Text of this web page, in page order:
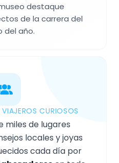
destaque
de la carrera del
del año.
CURIOSOS
miles de lugares
locales y joyas
cada día por